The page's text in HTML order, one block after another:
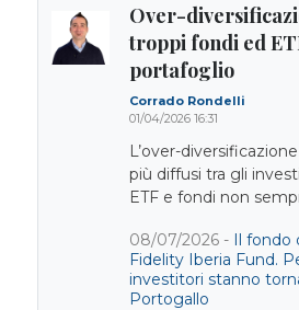
Over-
troppi fondi ed
portafoglio
Corrado Rondelli
01/04/2026 16:31
L’over-
più diffusi tra gli
ETF e fondi non
08/07/2026 - Il fondo
Fidelity Iberia Fund.
investitori stanno
Portogallo